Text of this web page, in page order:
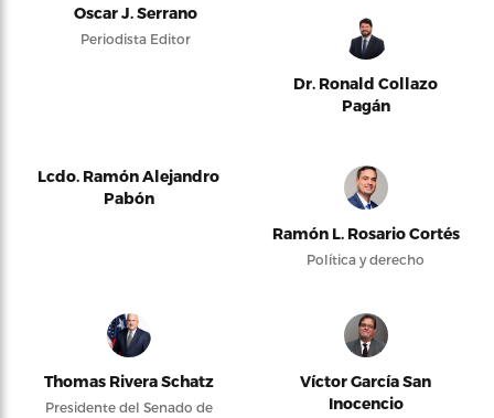
Oscar J. Serrano
Periodista Editor
Dr. Ronald Collazo
Pagán
Lcdo. Ramón Alejandro
Pabón
Ramón L. Rosario Cortés
Política y derecho
Thomas Rivera Schatz
Presidente del Senado de
Víctor García San
Inocencio